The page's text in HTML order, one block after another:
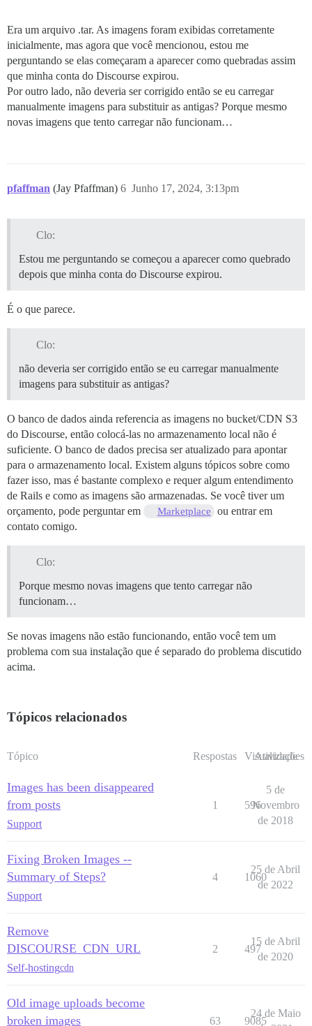
Era um arquivo .tar. As imagens foram exibidas corretamente
inicialmente, mas agora que você mencionou, estou me
perguntando se elas começaram a aparecer como quebradas assim
que minha conta do Discourse expirou.
Por outro lado, não deveria ser corrigido então se eu carregar
manualmente imagens para substituir as antigas? Porque mesmo
novas imagens que tento carregar não funcionam…
pfaffman (Jay Pfaffman) Junho 17, 2024, 3:13pm
6
Clo:
Estou me perguntando se começou a aparecer como quebrado
depois que minha conta do Discourse expirou.
É o que parece.
Clo:
não deveria ser corrigido então se eu carregar manualmente
imagens para substituir as antigas?
O banco de dados ainda referencia as imagens no bucket/CDN S3
do Discourse, então colocá-las no armazenamento local não é
suficiente. O banco de dados precisa ser atualizado para apontar
para o armazenamento local. Existem alguns tópicos sobre como
fazer isso, mas é bastante complexo e requer algum entendimento
de Rails e como as imagens são armazenadas. Se você tiver um
orçamento, pode perguntar em
Marketplace
ou entrar em
contato comigo.
Clo:
Porque mesmo novas imagens que tento carregar não
funcionam…
Se novas imagens não estão funcionando, então você tem um
problema com sua instalação que é separado do problema discutido
acima.
Tópicos relacionados
Tópico Respostas Visualizações
Atividade
Images has been disappeared
from posts
Support
1 596
5 de
Novembro
de 2018
Fixing Broken Images --
Summary of Steps?
Support
4 1060
25 de Abril
de 2022
Remove
DISCOURSE_CDN_URL
Self-hostingcdn
2 497
15 de Abril
de 2020
Old image uploads become
broken images
63 9085
24 de Maio